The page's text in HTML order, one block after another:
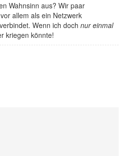
Wahnsinn aus? Wir paar
allem als ein Netzwerk
Wenn ich doch nur einmal
kriegen könnte!